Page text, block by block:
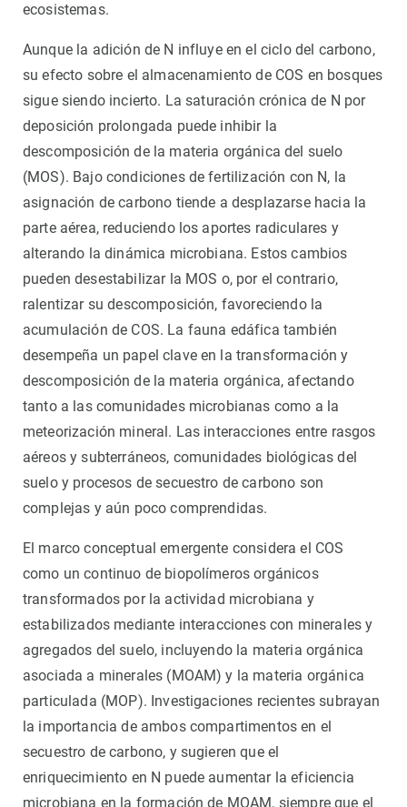
ecosistemas.
Aunque la adición de N influye en el ciclo del carbono,
su efecto sobre el almacenamiento de COS en bosques
sigue siendo incierto. La saturación crónica de N por
deposición prolongada puede inhibir la
descomposición de la materia orgánica del suelo
(MOS). Bajo condiciones de fertilización con N, la
asignación de carbono tiende a desplazarse hacia la
parte aérea, reduciendo los aportes radiculares y
alterando la dinámica microbiana. Estos cambios
pueden desestabilizar la MOS o, por el contrario,
ralentizar su descomposición, favoreciendo la
acumulación de COS. La fauna edáfica también
desempeña un papel clave en la transformación y
descomposición de la materia orgánica, afectando
tanto a las comunidades microbianas como a la
meteorización mineral. Las interacciones entre rasgos
aéreos y subterráneos, comunidades biológicas del
suelo y procesos de secuestro de carbono son
complejas y aún poco comprendidas.
El marco conceptual emergente considera el COS
como un continuo de biopolímeros orgánicos
transformados por la actividad microbiana y
estabilizados mediante interacciones con minerales y
agregados del suelo, incluyendo la materia orgánica
asociada a minerales (MOAM) y la materia orgánica
particulada (MOP). Investigaciones recientes subrayan
la importancia de ambos compartimentos en el
secuestro de carbono, y sugieren que el
enriquecimiento en N puede aumentar la eficiencia
microbiana en la formación de MOAM, siempre que el